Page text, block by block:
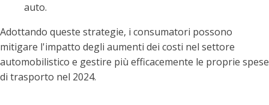
auto.
Adottando queste strategie, i consumatori possono
mitigare l'impatto degli aumenti dei costi nel settore
automobilistico e gestire più efficacemente le proprie spese
di trasporto nel 2024.